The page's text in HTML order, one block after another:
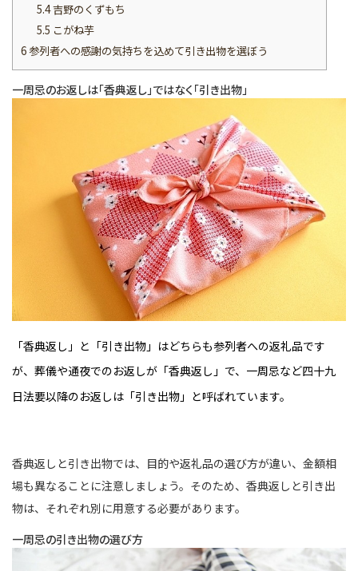
5.4吉野のくずもち
5.5 こがね芋
6参列者への感謝の気持ちを込めて引き出物を選ぼう
一周忌のお返しは「香典返し」ではなく「引き出物」
「香典返し」と「引き出物」はどちらも参列者への返礼品です
が、葬儀や通夜でのお返しが「香典返し」で、一周忌など四十九
日法要以降のお返しは「引き出物」と呼ばれています。
香典返しと引き出物では、目的や返礼品の選び方が違い、金額相
場も異なることに注意しましょう。そのため、香典返しと引き出
物は、それぞれ別に用意する必要があります。
一周忌の引き出物の選び方